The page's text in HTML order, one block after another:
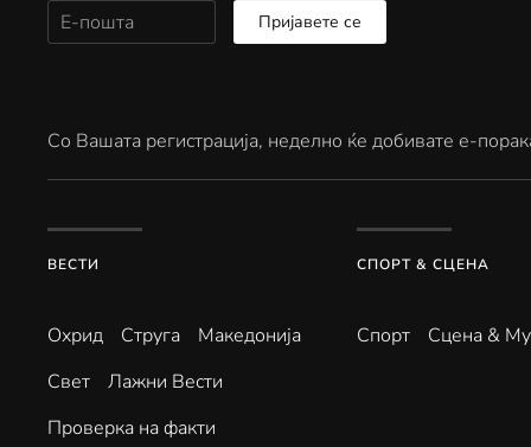
Пријавете се
Со Вашата регистрација, неделно ќе добивате е-
ВЕСТИ
Охрид Струга
Македонија
Свет
Лажни Вести
Проверка на факти
СПОРТ & СЦЕНА
Спорт Сцена &